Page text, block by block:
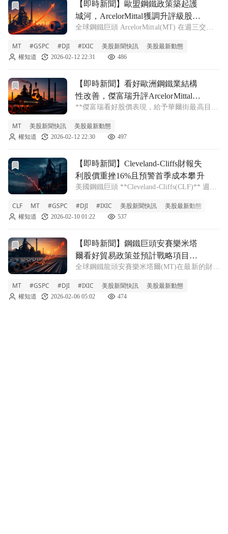
前往【即時新聞】歐盟鋼鐵政策築起護城河，ArcelorMittal
【即時新聞】歐盟鋼鐵政策築起護
城河，ArcelorMittal獲調升評級股價
創15年新高
全球鋼鐵巨頭 ArcelorMittal(MT) 在週三交易
來的新高。這波漲勢主要受惠於投資銀行
Jefferies 的最新報告，分析師將該公司的投資
MT #GSPC #DJI #IXIC 美股新聞快訊 美股最新動態
權知道 2026-02-12 22:31 486
前往【即時新聞】看好歐洲鋼鐵業結構性改善，傑富瑞升評
【即時新聞】看好歐洲鋼鐵業結構
性改善，傑富瑞升評ArcelorMittal至
買進
**傑富瑞看好股價表現，給予華爾街最高目標
得傑富瑞（Jefferies）證券的青睞，分析師將
其評級由「持有」上調至「買進」，並將目標
MT 美股新聞快訊 美股最新動態
權知道 2026-02-12 22:30 497
前往【即時新聞】Cleveland-Cliffs財報失利股價重挫16%且
【即時新聞】Cleveland-Cliffs財報失
利股價重挫16%且預警首季成本攀升
美國鋼鐵巨頭 **Cleveland-Cliffs(CLF)** 週一
21日以來的最大單日跌幅。公司公佈的第四季
營收為43億美元，雖然較前一年同期持平，但
CLF MT #GSPC #DJI #IXIC 美股新聞快訊 美股最新動態
權知道 2026-02-10 01:22 537
前往【即時新聞】鋼鐵巨頭安賽樂米塔爾看好貿易政策並預
【即時新聞】鋼鐵巨頭安賽樂米塔
爾看好貿易政策並預計戰略項目貢
獻16億美元EBITDA
全球鋼鐵龍頭安賽樂米塔爾(MT)在最新的財報
Mittal 強調公司在安全、貿易政策和成長方面
取得顯著進展。管理層特別指出，歐盟委員會
MT #GSPC #DJI #IXIC 美股新聞快訊 美股最新動態
權知道 2026-02-06 05:02 474